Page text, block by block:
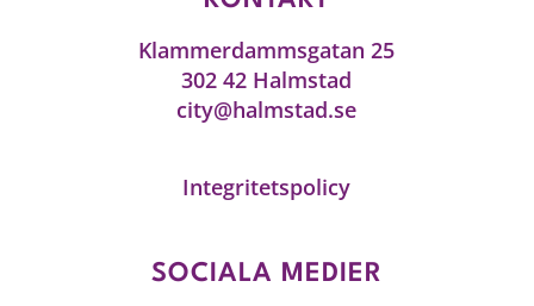
Klammerdammsgatan 25
302 42 Halmstad
city@halmstad.se
Integritetspolicy
SOCIALA MEDIER